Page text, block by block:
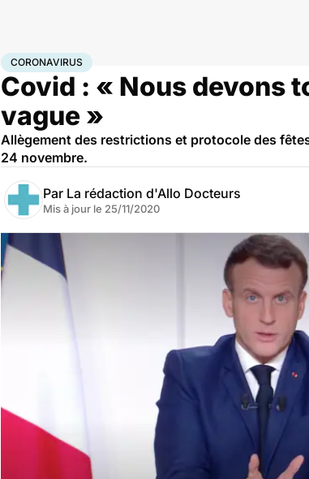
AccueilSantéMaladies
CORONAVIRUS
Covid : « Nous devons
vague »
Allègement des restrictions et protocole des
24 novembre.
Par La rédaction d'Allo Docteurs
Mis à jour le 25/11/2020